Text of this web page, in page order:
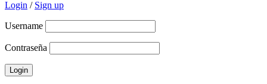
Login / Sign up
Username
Contraseña